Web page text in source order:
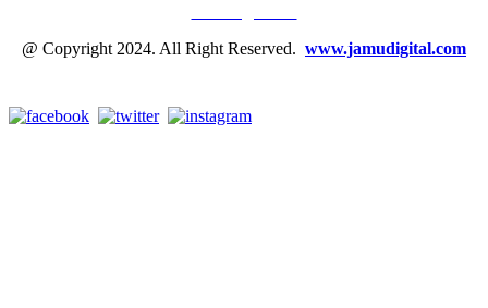
@ Copyright 2024. All Right Reserved. www.jamudigital.com